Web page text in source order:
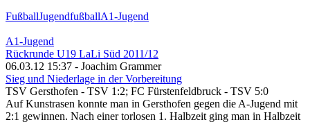
FußballJugendfußballA1-Jugend
A1-Jugend
Rückrunde U19 LaLi Süd 2011/12
06.03.12 15:37 - Joachim Grammer
Sieg und Niederlage in der Vorbereitung
TSV Gersthofen - TSV 1:2; FC Fürstenfeldbruck - TSV 5:0
Auf Kunstrasen konnte man in Gersthofen gegen die A-Jugend mit
2:1 gewinnen. Nach einer torlosen 1. Halbzeit ging man in Halbzeit